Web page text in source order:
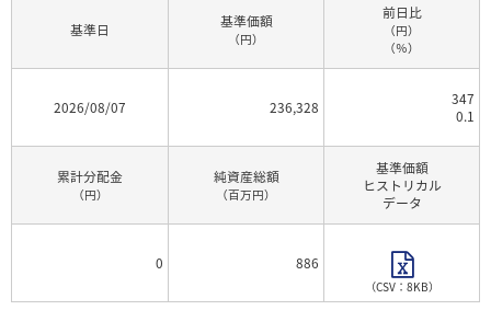
基準日 基準価額
（円）
前日比
（円）
（％）
2026/08/07 236,328
347
0.1
累計分配金
（円）
純資産総額
（百万円）
基準価額
ヒストリカル
データ
0 886
（CSV：8KB）